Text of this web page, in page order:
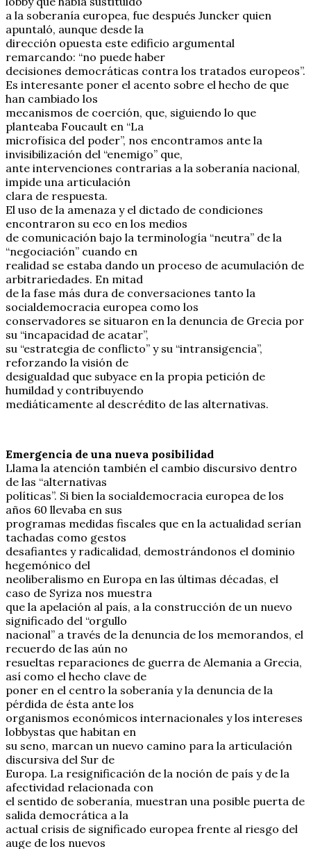
a la soberanía europea, fue después Juncker quien
apuntaló, aunque desde la
dirección opuesta este edificio argumental
remarcando: “no puede haber
decisiones democráticas contra los tratados europeos”.
Es interesante poner el acento sobre el hecho de que
han cambiado los
mecanismos de coerción, que, siguiendo lo que
planteaba Foucault en “La
microfísica del poder”, nos encontramos ante la
invisibilización del “enemigo” que,
ante intervenciones contrarias a la soberanía nacional,
impide una articulación
clara de respuesta.
El uso de la amenaza y el dictado de condiciones
encontraron su eco en los medios
de comunicación bajo la terminología “neutra” de la
“negociación” cuando en
realidad se estaba dando un proceso de acumulación de
arbitrariedades. En mitad
de la fase más dura de conversaciones tanto la
socialdemocracia europea como los
conservadores se situaron en la denuncia de Grecia por
su “incapacidad de acatar”,
su “estrategia de conflicto” y su “intransigencia”,
reforzando la visión de
desigualdad que subyace en la propia petición de
humildad y contribuyendo
mediáticamente al descrédito de las alternativas.
Emergencia de una nueva posibilidad
Llama la atención también el cambio discursivo dentro
de las “alternativas
políticas”. Si bien la socialdemocracia europea de los
años 60 llevaba en sus
programas medidas fiscales que en la actualidad serían
tachadas como gestos
desafiantes y radicalidad, demostrándonos el dominio
hegemónico del
neoliberalismo en Europa en las últimas décadas, el
caso de Syriza nos muestra
que la apelación al país, a la construcción de un nuevo
significado del “orgullo
nacional” a través de la denuncia de los memorandos, el
recuerdo de las aún no
resueltas reparaciones de guerra de Alemania a Grecia,
así como el hecho clave de
poner en el centro la soberanía y la denuncia de la
pérdida de ésta ante los
organismos económicos internacionales y los intereses
lobbystas que habitan en
su seno, marcan un nuevo camino para la articulación
discursiva del Sur de
Europa. La resignificación de la noción de país y de la
afectividad relacionada con
el sentido de soberanía, muestran una posible puerta de
salida democrática a la
actual crisis de significado europea frente al riesgo del
auge de los nuevos